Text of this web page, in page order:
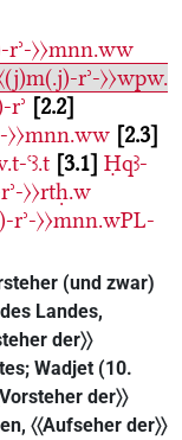
rʾ-〉〉mnn.ww
rʾ-〉〉wpw.
rʾ 2.2
〉〉mnn.ww 2.3
ꜥꜣ.t 3.1 Ḥqꜣ-
〉〉rtḥ.w
rʾ-〉〉mnn.wPL-
(und zwar)
des Landes,
der〉〉
Wadjet (10.
der〉〉
〈〈Aufseher der〉〉